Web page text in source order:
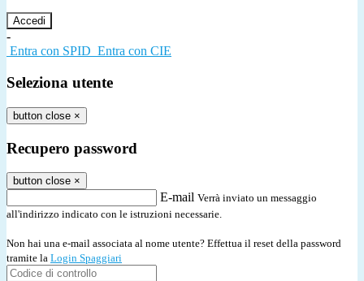
-
Entra con SPID Entra con CIE
Seleziona utente
button close ×
Recupero password
button close ×
E-mail Verrà inviato un messaggio
all'indirizzo indicato con le istruzioni necessarie.
Non hai una e-mail associata al nome utente? Effettua il reset della password
tramite la Login Spaggiari